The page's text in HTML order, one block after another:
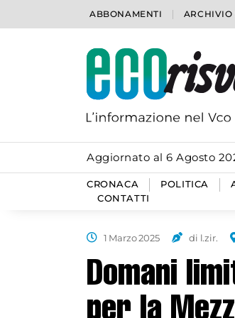
ABBONAMENTI ARCHIVIO
Aggiornato al 6 Agosto
CRONACA POLITICA
CONTATTI
1 Marzo 2025 di l.zir.
Domani